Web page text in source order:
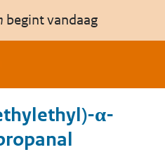
begint vandaag
α-